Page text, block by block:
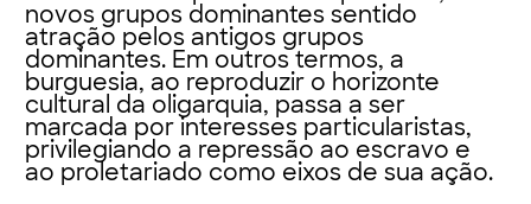
novos grupos dominantes sentido
atração pelos antigos grupos
dominantes. Em outros termos, a
burguesia, ao reproduzir o horizonte
cultural da oligarquia, passa a ser
marcada por interesses particularistas,
privilegiando a repressão ao escravo e
ao proletariado como eixos de sua ação.